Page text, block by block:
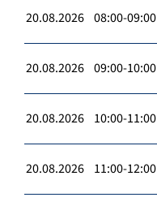
20.08.2026 08:00-09:00
20.08.2026 09:00-10:00
20.08.2026 10:00-11:00
20.08.2026 11:00-12:00